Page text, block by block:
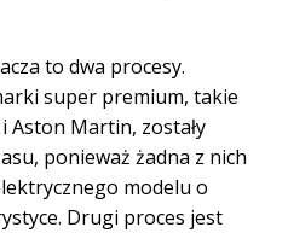
to dwa procesy.
super premium, takie
Aston Martin, zostały
ponieważ żadna z nich
modelu o
Drugi proces jest